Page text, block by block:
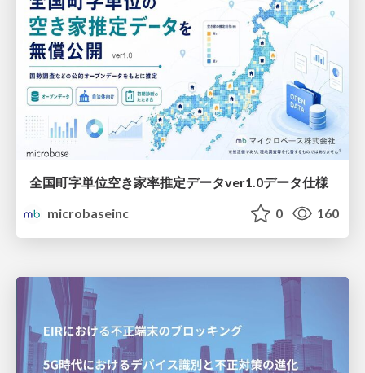
全国町字単位空き家率推定データver1.0データ仕様
microbaseinc
0 160